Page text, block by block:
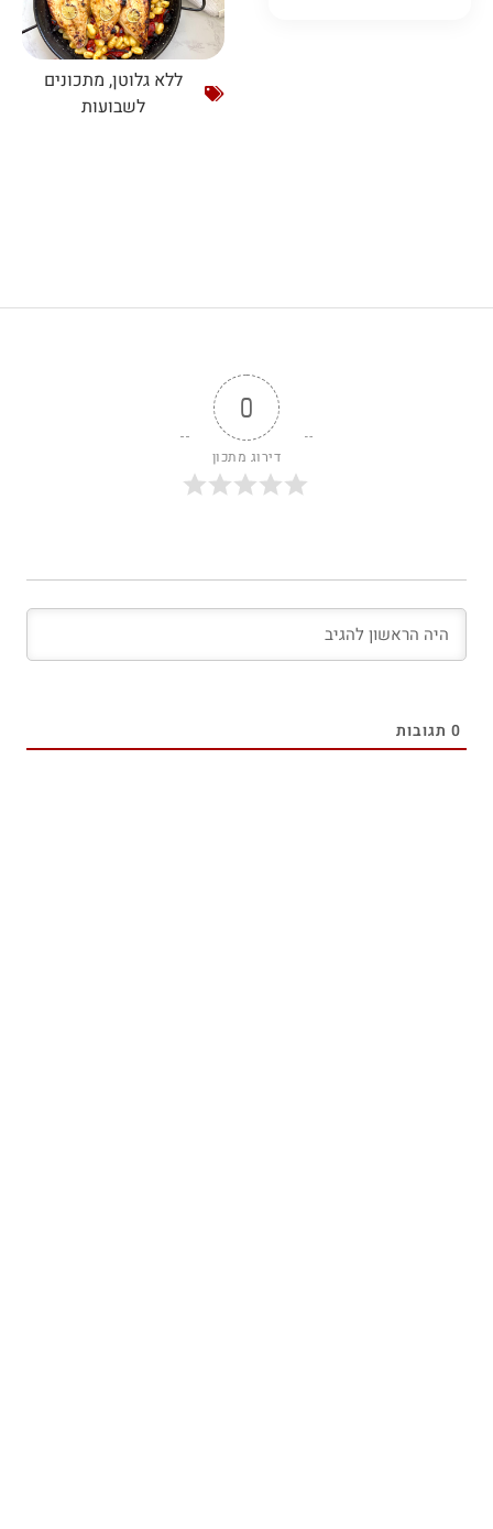
ללא גלוטן, מתכונים
לשבועות
0
דירוג מתכון
0תגובות